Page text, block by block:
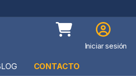
Iniciar sesión
CONTACTO